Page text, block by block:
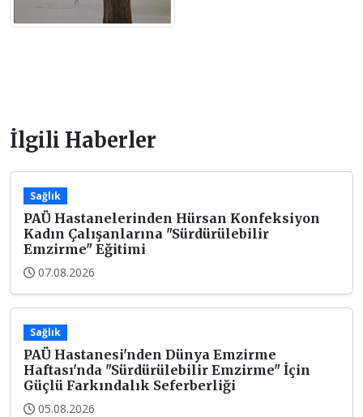
İlgili Haberler
Sağlık
PAÜ Hastanelerinden Hürsan Konfeksiyon
Kadın Çalışanlarına "Sürdürülebilir
Emzirme" Eğitimi
07.08.2026
Sağlık
PAÜ Hastanesi'nden Dünya Emzirme
Haftası'nda "Sürdürülebilir Emzirme" İçin
Güçlü Farkındalık Seferberliği
05.08.2026